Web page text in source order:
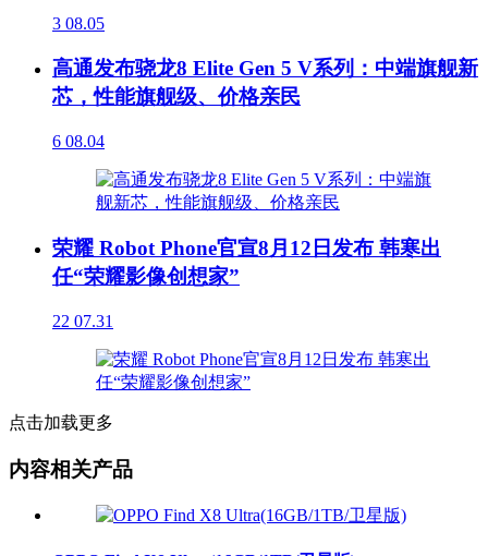
3 08.05
高通发布骁龙8 Elite Gen 5 V系列：中端旗舰新
芯，性能旗舰级、价格亲民
6 08.04
荣耀 Robot Phone官宣8月12日发布 韩寒出
任“荣耀影像创想家”
22 07.31
点击加载更多
内容相关产品